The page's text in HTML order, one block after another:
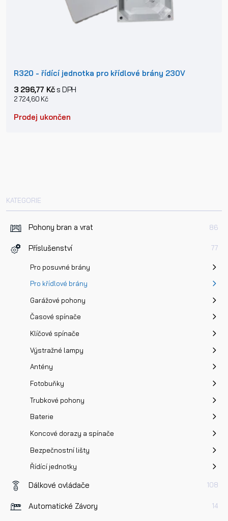
KATEGORIE
Pohony bran a vrat 86
Příslušenství 77
Pro posuvné brány
Pro křídlové brány
Garážové pohony
Časové spínače
Klíčové spínače
Výstražné lampy
Antény
Fotobuňky
Trubkové pohony
Baterie
Koncové dorazy a spínače
Bezpečnostní lišty
Řídící jednotky
Dálkové ovládače 108
Automatické Závory 14
R320 - řídící jednotka pro křídlové brány 230V
3 296,77 Kčs DPH
2 724,60 Kč
Prodej ukončen